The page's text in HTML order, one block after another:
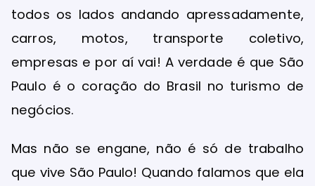
todos os lados andando apressadamente,
carros, motos, transporte coletivo,
empresas e por aí vai! A verdade é que São
Paulo é o coração do Brasil no turismo de
negócios.
Mas não se engane, não é só de trabalho
que vive São Paulo! Quando falamos que ela